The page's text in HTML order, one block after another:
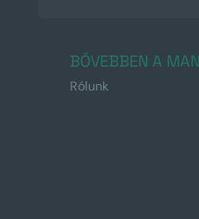
BŐVEBBEN A
Rólunk